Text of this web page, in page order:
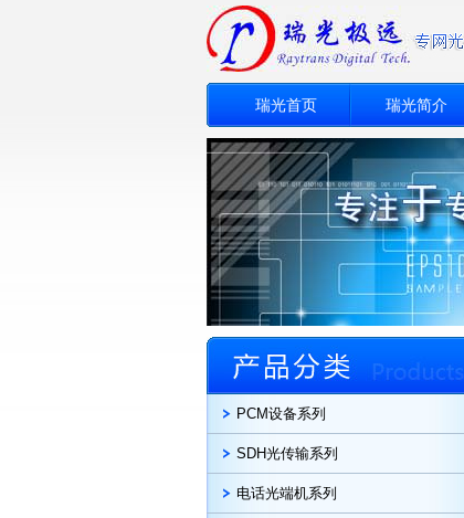
瑞光首页 瑞光简介
PCM设备系列
SDH光传输系列
电话光端机系列